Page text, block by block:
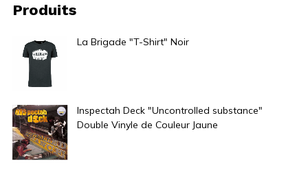
Produits
La Brigade "T-Shirt" Noir
Inspectah Deck "Uncontrolled substance"
Double Vinyle de Couleur Jaune